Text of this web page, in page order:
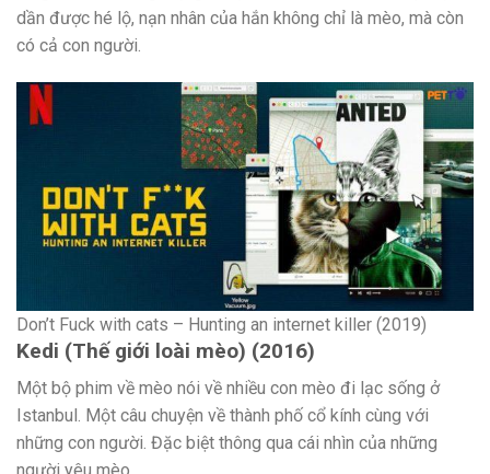
dần được hé lộ, nạn nhân của hắn không chỉ là mèo, mà còn
có cả con người.
Don’t Fuck with cats – Hunting an internet killer (2019)
Kedi (Thế giới loài mèo) (2016)
Một bộ phim về mèo nói về nhiều con mèo đi lạc sống ở
Istanbul. Một câu chuyện về thành phố cổ kính cùng với
những con người. Đặc biệt thông qua cái nhìn của những